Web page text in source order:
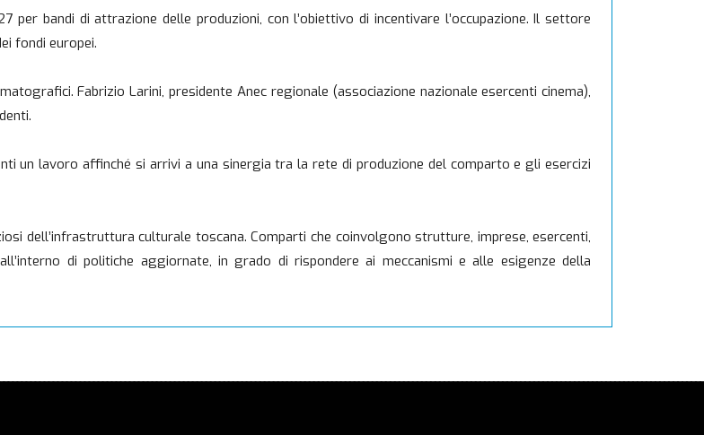
bandi di attrazione delle produzioni, con l’obiettivo di incentivare l’occupazione. Il settore
fondi europei.
Fabrizio Larini, presidente Anec regionale (associazione nazionale esercenti cinema),
un lavoro affinché si arrivi a una sinergia tra la rete di produzione del comparto e gli esercizi
dell’infrastruttura culturale toscana. Comparti che coinvolgono strutture, imprese, esercenti,
di politiche aggiornate, in grado di rispondere ai meccanismi e alle esigenze della